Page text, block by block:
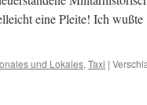
eine Pleite! Ich
und Lokales, Taxi |